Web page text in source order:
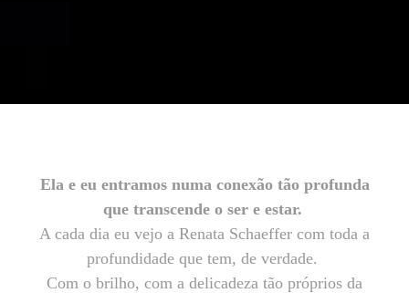
Ela e eu entramos numa conexão tão profunda
que transcende o ser e estar.
A cada dia eu vejo a Renata Schaeffer com toda a
profundidade que tem, de verdade.
Com o brilho, com a delicadeza tão próprios da